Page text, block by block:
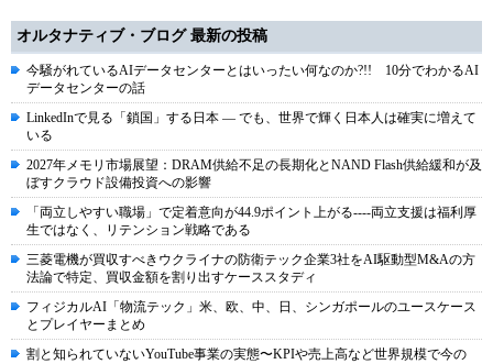
オルタナティブ・ブログ 最新の投稿
今騒がれているAIデータセンターとはいったい何なのか?!! 10分でわかるAI
データセンターの話
LinkedInで見る「鎖国」する日本 ― でも、世界で輝く日本人は確実に増えて
いる
2027年メモリ市場展望：DRAM供給不足の長期化とNAND Flash供給緩和が及
ぼすクラウド設備投資への影響
「両立しやすい職場」で定着意向が44.9ポイント上がる----両立支援は福利厚
生ではなく、リテンション戦略である
三菱電機が買収すべきウクライナの防衛テック企業3社をAI駆動型M&Aの方
法論で特定、買収金額を割り出すケーススタディ
フィジカルAI「物流テック」米、欧、中、日、シンガポールのユースケース
とプレイヤーまとめ
割と知られていないYouTube事業の実態〜KPIや売上高など世界規模で今の